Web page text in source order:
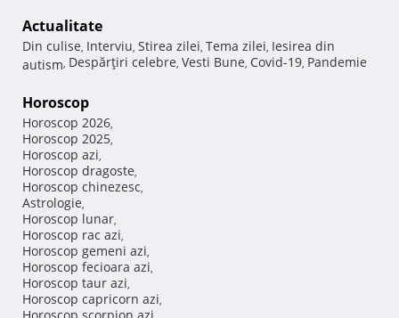
Actualitate
Din culise, Interviu, Stirea zilei, Tema zilei, Iesirea din
autism, Despărţiri celebre, Vesti Bune, Covid-19, Pandemie
Horoscop
Horoscop 2026,
Horoscop 2025,
Horoscop azi,
Horoscop dragoste,
Horoscop chinezesc,
Astrologie,
Horoscop lunar,
Horoscop rac azi,
Horoscop gemeni azi,
Horoscop fecioara azi,
Horoscop taur azi,
Horoscop capricorn azi,